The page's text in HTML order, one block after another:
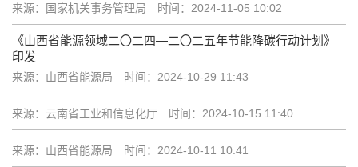
来源：国家机关事务管理局 时间：2024-11-05 10:02
《山西省能源领域二〇二四—二〇二五年节能降碳行动计划》
印发
来源：山西省能源局 时间：2024-10-29 11:43
来源：云南省工业和信息化厅 时间：2024-10-15 11:40
来源：山西省能源局 时间：2024-10-11 10:41